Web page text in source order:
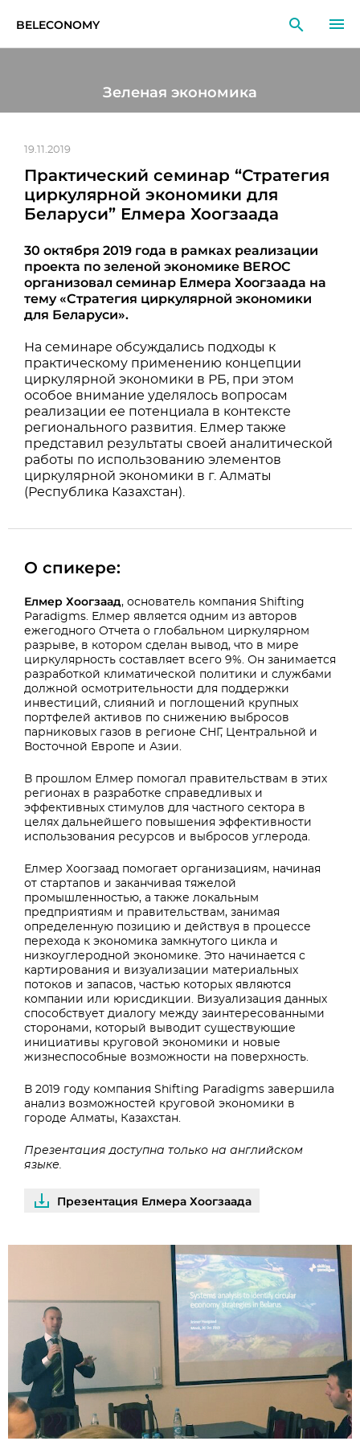
BELECONOMY
ИССЛЕДОВАНИЯ
ОБРАЗОВАНИЕ
Зеленая экономика
19.11.2019
Практический семинар “Стратегия
циркулярной экономики для
Беларуси” Елмера Хоогзаада
30 октября 2019 года в рамках реализации
проекта по зеленой экономике BEROC
организовал семинар Елмера Хоогзаада на
тему «Стратегия циркулярной экономики
для Беларуси».
На семинаре обсуждались подходы к
практическому применению концепции
циркулярной экономики в РБ, при этом
особое внимание уделялось вопросам
реализации ее потенциала в контексте
регионального развития. Елмер также
представил результаты своей аналитической
работы по использованию элементов
циркулярной экономики в г. Алматы
(Республика Казахстан).
О спикере:
Елмер Хоогзаад, основатель компания Shifting
Paradigms. Елмер является одним из авторов
ежегодного Отчета о глобальном циркулярном
разрыве, в котором сделан вывод, что в мире
циркулярность составляет всего 9%. Он занимается
разработкой климатической политики и службами
должной осмотрительности для поддержки
инвестиций, слияний и поглощений крупных
портфелей активов по снижению выбросов
парниковых газов в регионе СНГ, Центральной и
Восточной Европе и Азии.
В прошлом Елмер помогал правительствам в этих
регионах в разработке справедливых и
эффективных стимулов для частного сектора в
целях дальнейшего повышения эффективности
использования ресурсов и выбросов углерода.
Елмер Хоогзаад помогает организациям, начиная
от стартапов и заканчивая тяжелой
промышленностью, а также локальным
предприятиям и правительствам, занимая
определенную позицию и действуя в процессе
перехода к экономика замкнутого цикла и
низкоуглеродной экономике. Это начинается с
картирования и визуализации материальных
потоков и запасов, частью которых являются
компании или юрисдикции. Визуализация данных
способствует диалогу между заинтересованными
сторонами, который выводит существующие
инициативы круговой экономики и новые
жизнеспособные возможности на поверхность.
В 2019 году компания Shifting Paradigms завершила
анализ возможностей круговой экономики в
городе Алматы, Казахстан.
Презентация доступна только на английском
языке.
Презентация Елмера Хоогзаада